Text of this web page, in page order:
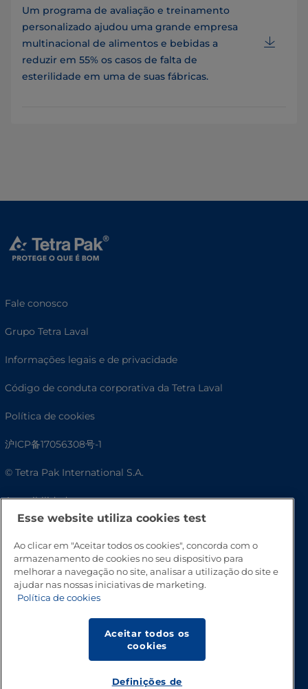
Um programa de avaliação e treinamento
personalizado ajudou uma grande empresa
multinacional de alimentos e bebidas a
reduzir em 55% os casos de falta de
esterilidade em uma de suas fábricas.
Fale conosco
Grupo Tetra Laval
Informações legais e de privacidade
Código de conduta corporativa da Tetra Laval
Política de cookies
沪ICP备17056308号-1
© Tetra Pak International S.A.
Acessibilidade
Esse website utiliza cookies test
Ao clicar em "Aceitar todos os cookies", concorda com o
armazenamento de cookies no seu dispositivo para
melhorar a navegação no site, analisar a utilização do site e
ajudar nas nossas iniciativas de marketing.
Política de cookies
Aceitar todos os
cookies
Definições de